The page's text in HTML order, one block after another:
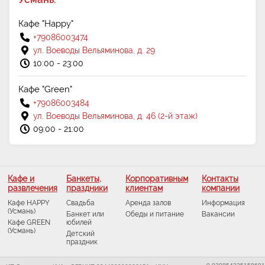
Кафе "Happy"
+79086003474
ул. Воеводы Вельяминова, д. 29
10:00 - 23:00
Кафе "Green"
+79086003484
ул. Воеводы Вельяминова, д. 46 (2-й этаж)
09:00 - 21:00
Кафе и
развлечения
Кафе HAPPY
(Усмань)
Кафе GREEN
(Усмань)
Банкеты,
праздники
Свадьба
Банкет или
юбилей
Детский
праздник
Корпоративным
клиентам
Аренда залов
Обеды и питание
Контакты
компании
Информация
Вакансии